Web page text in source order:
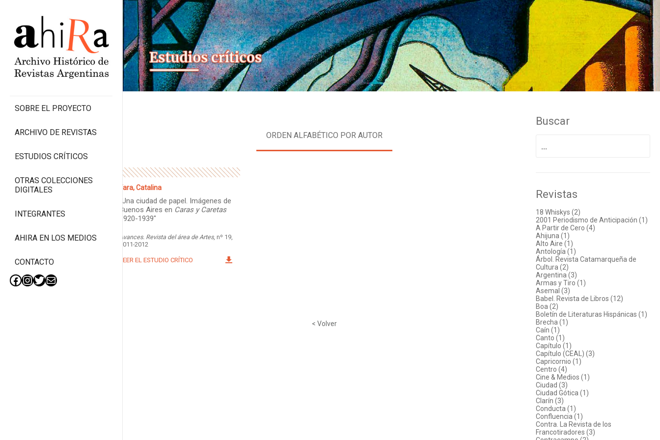
Skip
to
content
SOBRE EL PROYECTO
ARCHIVO DE REVISTAS
ESTUDIOS CRÍTICOS
OTRAS COLECCIONES
DIGITALES
INTEGRANTES
AHIRA EN LOS MEDIOS
CONTACTO
Facebook
Instagram
Twitter
Mail
ORDEN ALFABÉTICO POR AUTOR
Fara, Catalina
“Una ciudad de papel. Imágenes de
Buenos Aires en Caras y Caretas
1920-1939″
Avances. Revista del área de Artes, nº 19,
2011-2012
LEER EL ESTUDIO CRÍTICO
< Volver
Buscar
Revistas
18 Whiskys (2)
2001 Periodismo de Anticipación (1)
A Partir de Cero (4)
Ahijuna (1)
Alto Aire (1)
Antología (1)
Árbol. Revista Catamarqueña de
Cultura (2)
Argentina (3)
Armas y Tiro (1)
Asemal (3)
Babel. Revista de Libros (12)
Boa (2)
Boletín de Literaturas Hispánicas (1)
Brecha (1)
Caín (1)
Canto (1)
Capítulo (1)
Capítulo (CEAL) (3)
Capricornio (1)
Centro (4)
Cine & Medios (1)
Ciudad (3)
Ciudad Gótica (1)
Clarín (3)
Conducta (1)
Confluencia (1)
Contra. La Revista de los
Francotiradores (3)